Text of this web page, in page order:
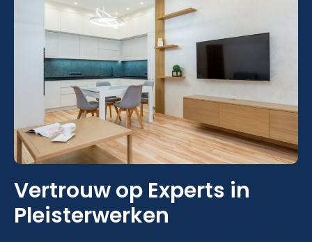
Vertrouw op Experts in
Pleisterwerken